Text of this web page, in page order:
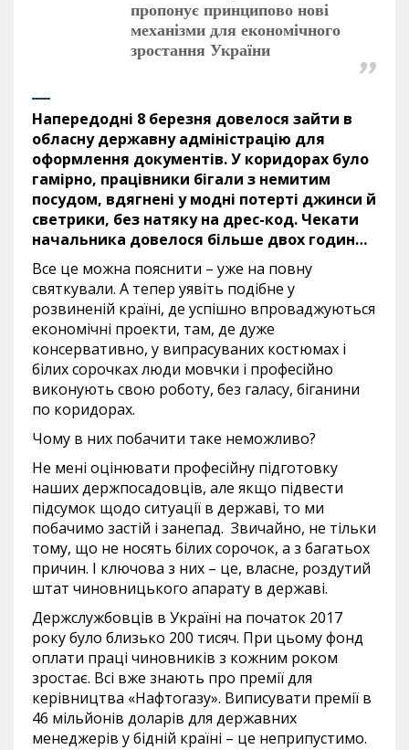
пропонує принципово нові
механізми для економічного
зростання України
Напередодні 8 березня довелося зайти в
обласну державну адміністрацію для
оформлення документів. У коридорах було
гамірно, працівники бігали з немитим
посудом, вдягнені у модні потерті джинси й
светрики, без натяку на дрес-код. Чекати
начальника довелося більше двох годин…
Все це можна пояснити – уже на повну
святкували. А тепер уявіть подібне у
розвиненій країні, де успішно впроваджуються
економічні проекти, там, де дуже
консервативно, у випрасуваних костюмах і
білих сорочках люди мовчки і професійно
виконують свою роботу, без галасу, біганини
по коридорах.
Чому в них побачити таке неможливо?
Не мені оцінювати професійну підготовку
наших держпосадовців, але якщо підвести
підсумок щодо ситуації в державі, то ми
побачимо застій і занепад. Звичайно, не тільки
тому, що не носять білих сорочок, а з багатьох
причин. І ключова з них – це, власне, роздутий
штат чиновницького апарату в державі.
Держслужбовців в Україні на початок 2017
року було близько 200 тисяч. При цьому фонд
оплати праці чиновників з кожним роком
зростає. Всі вже знають про премії для
керівництва «Нафтогазу». Виписувати премії в
46 мільйонів доларів для державних
менеджерів у бідній країні – це неприпустимо.